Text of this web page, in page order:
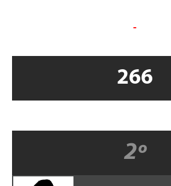
-
266
2º